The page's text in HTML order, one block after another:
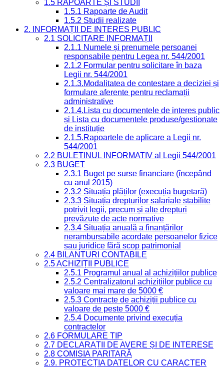
1.5 RAPOARTE ȘI STUDII
1.5.1 Rapoarte de Audit
1.5.2 Studii realizate
2. INFORMAȚII DE INTERES PUBLIC
2.1 SOLICITARE INFORMAȚII
2.1.1 Numele și prenumele persoanei
responsabile pentru Legea nr. 544/2001
2.1.2 Formular pentru solicitare în baza
Legii nr. 544/2001
2.1.3.Modalitatea de contestare a deciziei și
formulare aferente pentru reclamații
administrative
2.1.4.Lista cu documentele de interes public
și Lista cu documentele produse/gestionate
de instituție
2.1.5.Rapoartele de aplicare a Legii nr.
544/2001
2.2 BULETINUL INFORMATIV al Legii 544/2001
2.3 BUGET
2.3.1 Buget pe surse financiare (începând
cu anul 2015)
2.3.2 Situația plăților (execuția bugetară)
2.3.3 Situația drepturilor salariale stabilite
potrivit legii, precum și alte drepturi
prevăzute de acte normative
2.3.4 Situația anuală a finanțărilor
nerambursabile acordate persoanelor fizice
sau juridice fără scop patrimonial
2.4 BILANȚURI CONTABILE
2.5 ACHIZIȚII PUBLICE
2.5.1 Programul anual al achizițiilor publice
2.5.2 Centralizatorul achizițiilor publice cu
valoare mai mare de 5000 €
2.5.3 Contracte de achiziții publice cu
valoare de peste 5000 €
2.5.4 Documente privind execuția
contractelor
2.6 FORMULARE TIP
2.7 DECLARAȚII DE AVERE ȘI DE INTERESE
2.8 COMISIA PARITARĂ
2.9. PROTECȚIA DATELOR CU CARACTER